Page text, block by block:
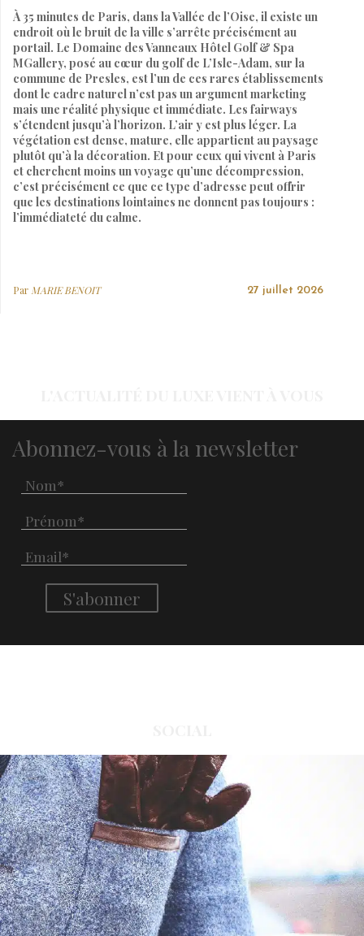
À 35 minutes de Paris, dans la Vallée de l’Oise, il existe un
endroit où le bruit de la ville s’arrête précisément au
portail. Le Domaine des Vanneaux Hôtel Golf & Spa
MGallery, posé au cœur du golf de L’Isle-Adam, sur la
commune de Presles, est l’un de ces rares établissements
dont le cadre naturel n’est pas un argument marketing
mais une réalité physique et immédiate. Les fairways
s’étendent jusqu’à l’horizon. L’air y est plus léger. La
végétation est dense, mature, elle appartient au paysage
plutôt qu’à la décoration. Et pour ceux qui vivent à Paris
et cherchent moins un voyage qu’une décompression,
c’est précisément ce que ce type d’adresse peut offrir
que les destinations lointaines ne donnent pas toujours :
l’immédiateté du calme.
Par MARIE BENOIT 27 juillet 2026
Abonnez-vous à la newsletter